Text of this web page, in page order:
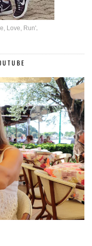
Love, Run'.